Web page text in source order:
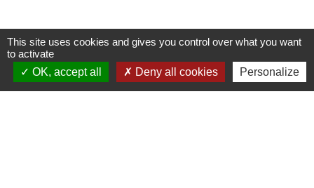
This site uses cookies and gives you control over what you want
to activate
OK, accept all
Deny all cookies Personalize